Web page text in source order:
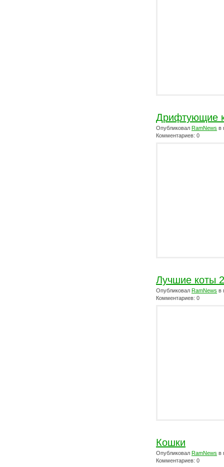
Дрифтующие
Опубликовал RamNews в
Комментариев: 0
Лучшие коты
Опубликовал RamNews в
Комментариев: 0
Кошки
Опубликовал RamNews в
Комментариев: 0